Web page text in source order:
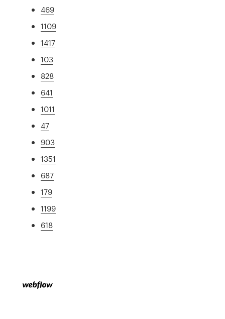
469
1109
1417
103
828
641
1011
47
903
1351
687
179
1199
618